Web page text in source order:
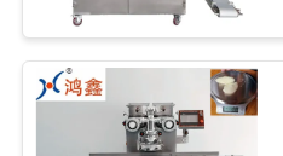
PROPOS
DE
NOUS